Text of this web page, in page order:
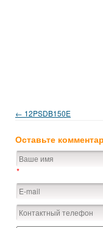
← 12PSDB150E
Оставьте
*